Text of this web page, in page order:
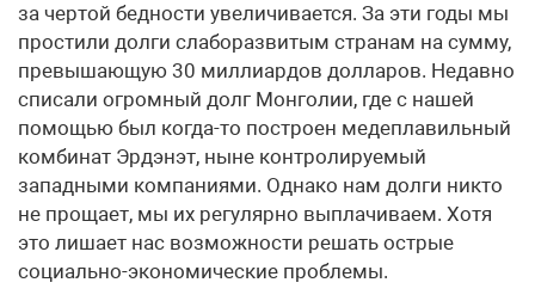
за чертой бедности увеличивается. За эти годы мы
простили долги слаборазвитым странам на сумму,
превышающую 30 миллиардов долларов. Недавно
списали огромный долг Монголии, где с нашей
помощью был когда-то построен медеплавильный
комбинат Эрдэнэт, ныне контролируемый
западными компаниями. Однако нам долги никто
не прощает, мы их регулярно выплачиваем. Хотя
это лишает нас возможности решать острые
социально-экономические проблемы.